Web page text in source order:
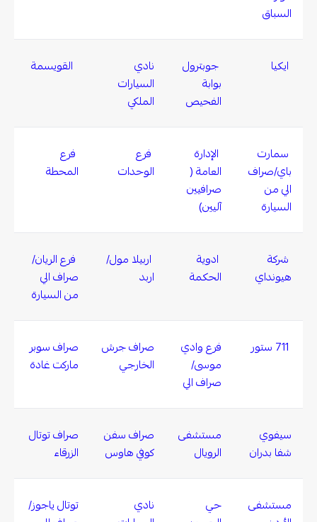
السباق
ايكيا
جوبترول
بوابة
الفحيص
نادي
السيارات
الملكي
القويسمة
سمارت
باي/صراف
الي من
السيارة
الإدارة
العامة (
صرافيين
آليين)
فرع
الوحدات
فرع
المحطة
شركة
هيونداي
ادوية
الحكمة
اربيلا مول/
اربد
فرع الريان/
صراف الي
من السيارة
فرع وادي
موسى/
صراف الي
صراف جرش
الخارجي
صراف سوبر
ماركت غادة
سيفوي
شفا بدران
مستشفى
الرويال
صراف سفن
كوفي هاوس
صراف توتال
الزرقاء
مستشفى
حي
نادي
توتال ياجوز/